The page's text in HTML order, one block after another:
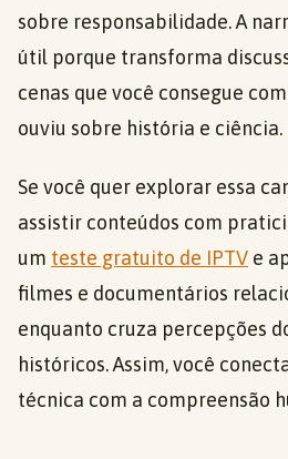
sobre responsabilidade. A
útil porque transforma
cenas que você consegue
ouviu sobre história e ciência.
Se você quer explorar essa
assistir conteúdos com
um teste gratuito de IPTV e
filmes e documentários
enquanto cruza percepções
históricos. Assim, você
técnica com a compreensão